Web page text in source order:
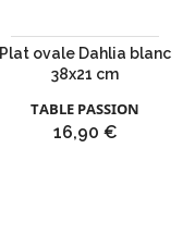
Plat ovale Dahlia blanc
38x21 cm
TABLE PASSION
Prix
16,90 €